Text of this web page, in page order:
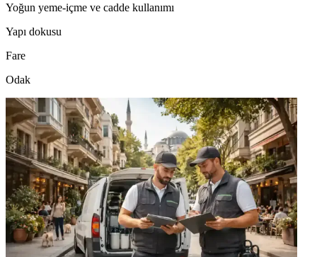
Yoğun yeme-içme ve cadde kullanımı
Yapı dokusu
Fare
Odak